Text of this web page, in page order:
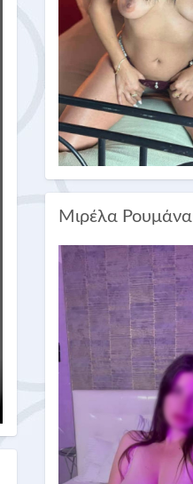
Μιρέλα Ρουμάνα